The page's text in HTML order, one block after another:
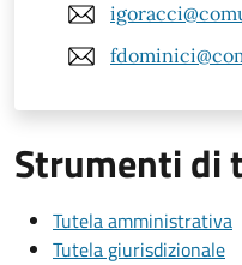
Strumenti di
Tutela amministrativa
Tutela giurisdizionale